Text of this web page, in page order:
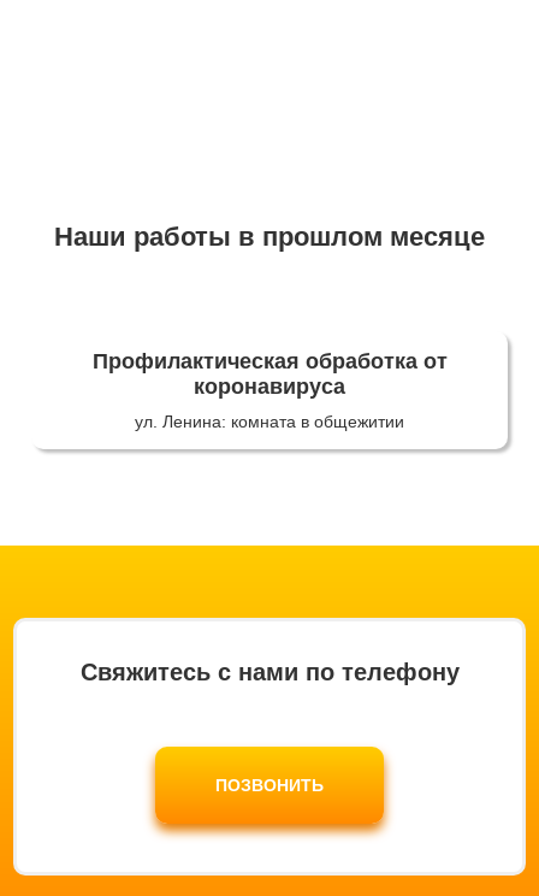
Наши работы в прошлом месяце
Профилактическая обработка от
коронавируса
ул. Ленина: комната в общежитии
Свяжитесь с нами по телефону
ПОЗВОНИТЬ